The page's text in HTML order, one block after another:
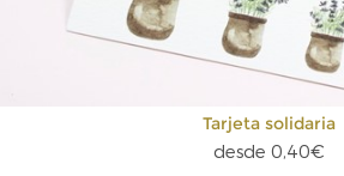
Tarjeta solidaria
desde 0,40€